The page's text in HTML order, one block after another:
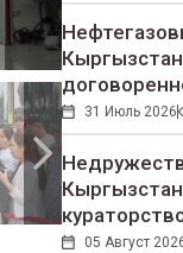
31 Июль 2026
05 Август